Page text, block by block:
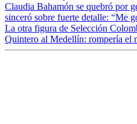
Claudia Bahamón se quebró por
sinceró sobre fuerte detalle: “Me
La otra figura de Selección
Quintero al Medellín: rompería el